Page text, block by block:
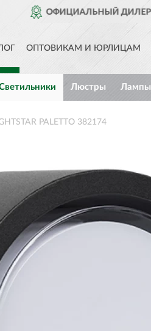
В РОССИИ
ОПТОВИКАМ И ЮРЛИЦАМ
Люстры Лампы
PALETTO 382174